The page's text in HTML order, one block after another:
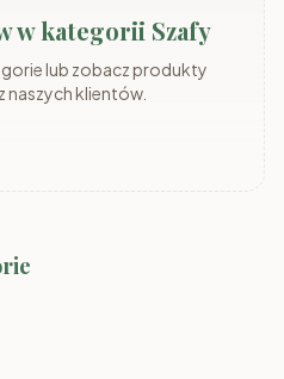
w kategorii Szafy
lub zobacz produkty
naszych klientów.